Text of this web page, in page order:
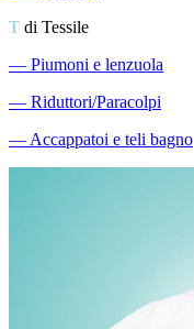
T di Tessile
― Piumoni e lenzuola
― Riduttori/Paracolpi
―Accappatoi e teli bagno